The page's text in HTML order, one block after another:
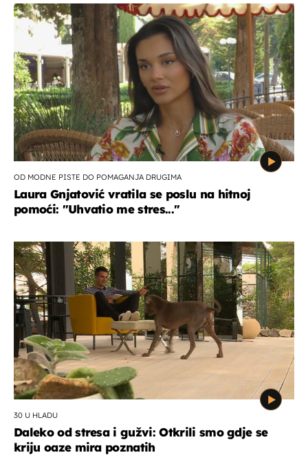
OD MODNE PISTE DO POMAGANJA DRUGIMA
Laura Gnjatović vratila se poslu na hitnoj
pomoći: "Uhvatio me stres..."
30 U HLADU
Daleko od stresa i gužvi: Otkrili smo gdje se
kriju oaze mira poznatih